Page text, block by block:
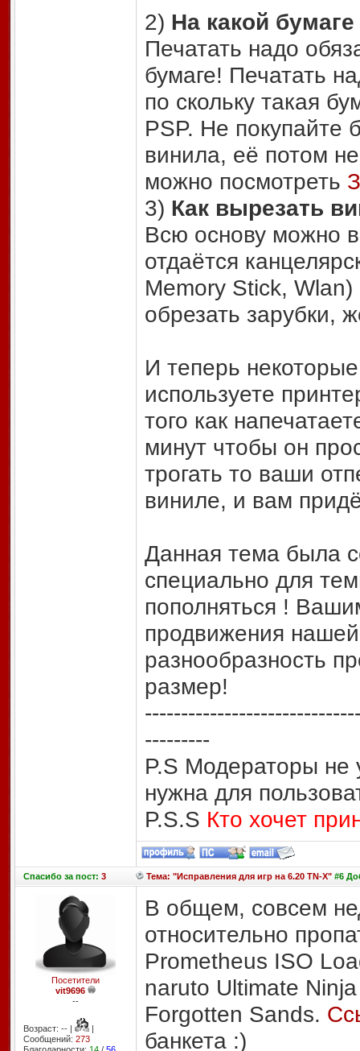
2) На какой бумаге
Печатать надо
бумаге! Печатать
по скольку такая
PSP. Не покупайте
винила, её потом
можно посмотреть
3) Как вырезать
Всю основу можно
отдаётся
Memory Stick, Wlan)
обрезать зарубки,
И теперь
используете
того как
минут чтобы он
трогать то ваши
виниле, и вам
Данная тема была
специально для
пополняться !
продвижения
разнообразность
размер!
---------
P.S Модераторы не
нужна для
P.S.S Кто хочет
Спасибоза пост: 3 Тема: "Исправления для игр на 6.20 TN-X"#6
Посетители
vit9696
--
Возраст: -- |
|
Сообщений: 273
В общем, совсем
относительно
Prometheus ISO
naruto Ultimate
Forgotten Sands.
банкета :)